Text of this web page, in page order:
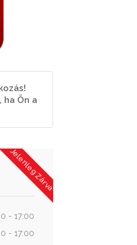
Ön a
Jelenleg Zárva
- 17:00
- 17:00